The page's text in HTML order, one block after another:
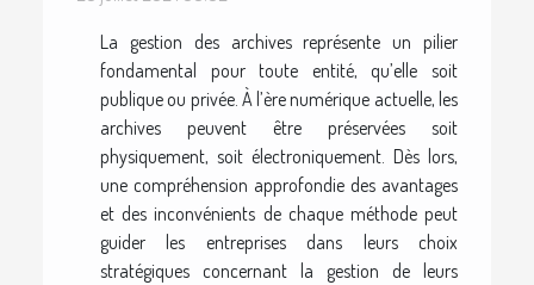
La gestion des archives représente un pilier
fondamental pour toute entité, qu’elle soit
publique ou privée. À l’ère numérique actuelle, les
archives peuvent être préservées soit
physiquement, soit électroniquement. Dès lors,
une compréhension approfondie des avantages
et des inconvénients de chaque méthode peut
guider les entreprises dans leurs choix
stratégiques concernant la gestion de leurs